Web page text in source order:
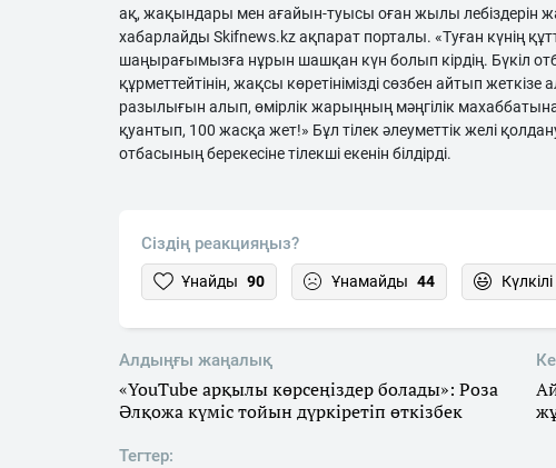
ақ, жақындары мен ағайын-туысы оған жылы лебіздерін
хабарлайды Skifnews.kz ақпарат порталы. «Туған күнің
шаңырағымызға нұрын шашқан күн болып кірдің. Бүкіл
құрметтейтінін, жақсы көретінімізді сөзбен айтып
разылығын алып, өмірлік жарыңның мәңгілік
қуантып, 100 жасқа жет!» Бұл тілек әлеуметтік желі
отбасының берекесіне тілекші екенін білдірді.
Сіздің реакцияңыз?
Ұнайды 90 Ұнамайды 44 Күлкілі
Алдыңғы жаңалық
«YouTube арқылы көрсеңіздер болады»: Роза
Әлқожа күміс тойын дүркіретіп өткізбек
Тегтер: